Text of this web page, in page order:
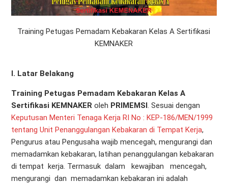
Training Petugas Pemadam Kebakaran Kelas A Sertifikasi
KEMNAKER
I. Latar Belakang
Training Petugas Pemadam Kebakaran Kelas A
Sertifikasi KEMNAKERoleh PRIMEMSI. Sesuai dengan
Keputusan Menteri Tenaga Kerja RI No : KEP-186/MEN/1999
tentang Unit Penanggulangan Kebakaran di Tempat Kerja,
Pengurus atau Pengusaha wajib mencegah, mengurangi dan
memadamkan kebakaran, latihan penanggulangan kebakaran
di tempat kerja. Termasuk dalam kewajiban mencegah,
mengurangi dan memadamkan kebakaran ini adalah